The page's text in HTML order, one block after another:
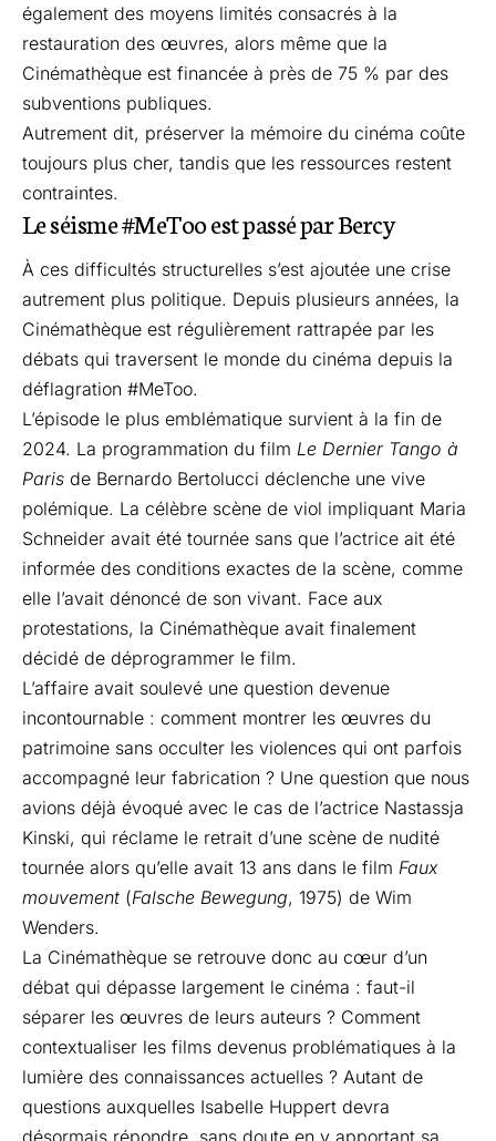
également des moyens limités consacrés à la
restauration des œuvres, alors même que la
Cinémathèque est financée à près de 75 % par des
subventions publiques.
Autrement dit, préserver la mémoire du cinéma coûte
toujours plus cher, tandis que les ressources restent
contraintes.
Le séisme #MeToo est passé par Bercy
À ces difficultés structurelles s’est ajoutée une crise
autrement plus politique. Depuis plusieurs années, la
Cinémathèque est régulièrement rattrapée par les
débats qui traversent le monde du cinéma depuis la
déflagration #MeToo.
L’épisode le plus emblématique survient à la fin de
2024. La programmation du film Le Dernier Tango à
Paris de Bernardo Bertolucci déclenche une vive
polémique. La célèbre scène de viol impliquant Maria
Schneider avait été tournée sans que l’actrice ait été
informée des conditions exactes de la scène, comme
elle l’avait dénoncé de son vivant. Face aux
protestations, la Cinémathèque avait finalement
décidé de déprogrammer le film.
L’affaire avait soulevé une question devenue
incontournable : comment montrer les œuvres du
patrimoine sans occulter les violences qui ont parfois
accompagné leur fabrication ? Une question que nous
avions déjà évoqué avec le cas de l’actrice Nastassja
Kinski, qui réclame le retrait d’une scène de nudité
tournée alors qu’elle avait 13 ans dans le film Faux
mouvement (Falsche Bewegung, 1975) de Wim
Wenders.
La Cinémathèque se retrouve donc au cœur d’un
débat qui dépasse largement le cinéma : faut-il
séparer les œuvres de leurs auteurs ? Comment
contextualiser les films devenus problématiques à la
lumière des connaissances actuelles ? Autant de
questions auxquelles Isabelle Huppert devra